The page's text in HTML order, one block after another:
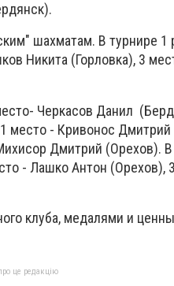
шахматам. В турнире 1
Никита (Горловка), 3
Черкасов Данил
место - Кривонос Дмитрий
Дмитрий (Орехов). В
- Лашко Антон (Орехов),
клуба, медалями и
це редакцію